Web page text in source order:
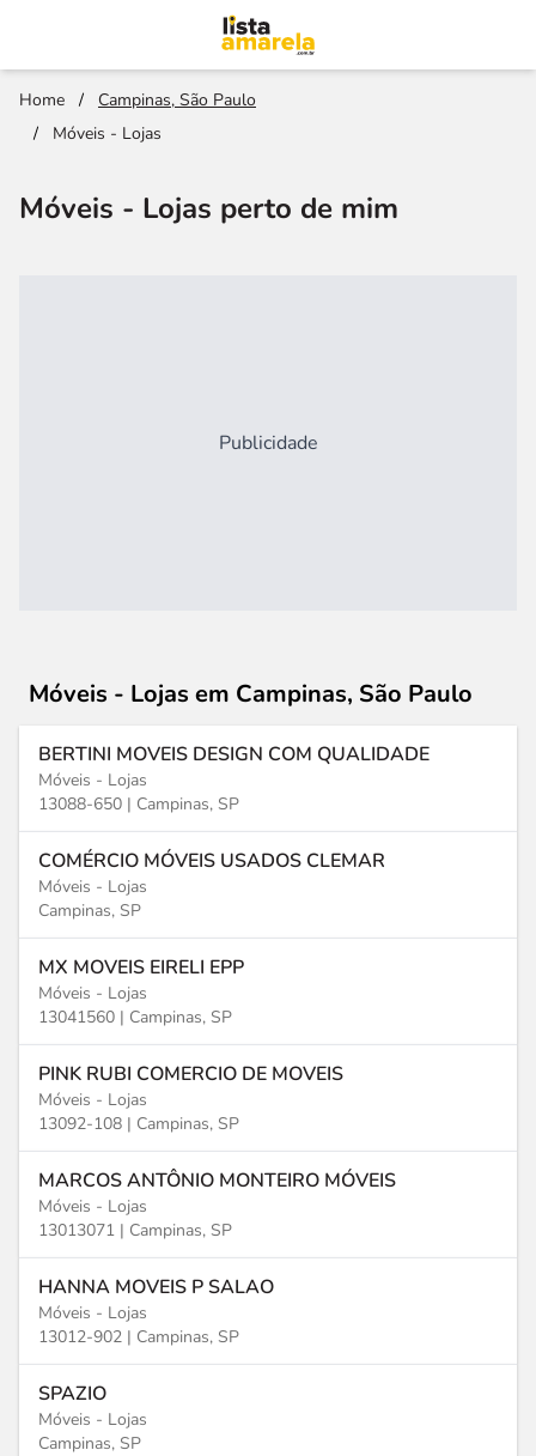
Home /
Campinas, São Paulo
/
Móveis - Lojas
Móveis - Lojas perto de mim
Publicidade
Móveis - Lojas em Campinas, São Paulo
BERTINI MOVEIS DESIGN COM QUALIDADE
Móveis - Lojas
13088-650 | Campinas, SP
COMÉRCIO MÓVEIS USADOS CLEMAR
Móveis - Lojas
Campinas, SP
MX MOVEIS EIRELI EPP
Móveis - Lojas
13041560 | Campinas, SP
PINK RUBI COMERCIO DE MOVEIS
Móveis - Lojas
13092-108 | Campinas, SP
MARCOS ANTÔNIO MONTEIRO MÓVEIS
Móveis - Lojas
13013071 | Campinas, SP
HANNA MOVEIS P SALAO
Móveis - Lojas
13012-902 | Campinas, SP
SPAZIO
Móveis - Lojas
Campinas, SP